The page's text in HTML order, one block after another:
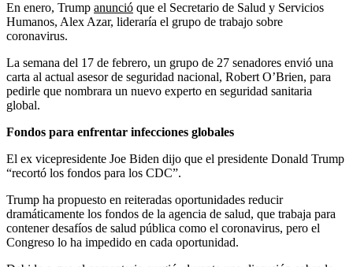
En enero, Trump anunció que el Secretario de Salud y Servicios
Humanos, Alex Azar, lideraría el grupo de trabajo sobre
coronavirus.
La semana del 17 de febrero, un grupo de 27 senadores envió una
carta al actual asesor de seguridad nacional, Robert O’Brien, para
pedirle que nombrara un nuevo experto en seguridad sanitaria
global.
Fondos para enfrentar infecciones globales
El ex vicepresidente Joe Biden dijo que el presidente Donald Trump
“recortó los fondos para los CDC”.
Trump ha propuesto en reiteradas oportunidades reducir
dramáticamente los fondos de la agencia de salud, que trabaja para
contener desafíos de salud pública como el coronavirus, pero el
Congreso lo ha impedido en cada oportunidad.